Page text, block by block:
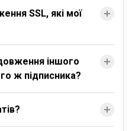
SSL, які мої
іншого
ж підписника?